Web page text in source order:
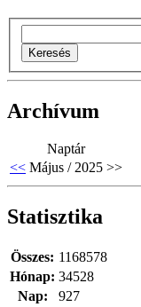
Archívum
Naptár
<< Május / 2025 >>
Statisztika
Összes: 1168578
Hónap: 34528
Nap:
927